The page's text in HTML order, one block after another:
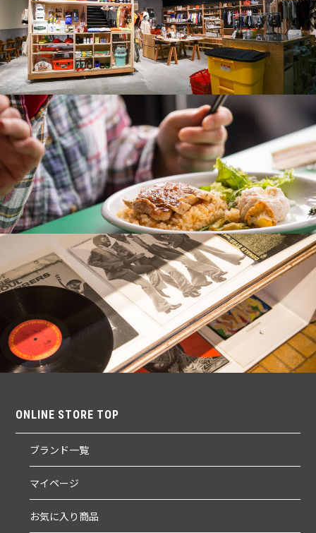
ONLINE STORE TOP
ブランド一覧
マイページ
お気に入り商品